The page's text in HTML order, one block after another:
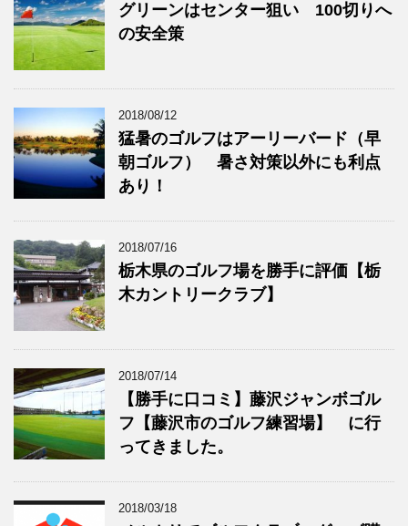
グリーンはセンター狙い 100切りへ
の安全策
2018/08/12
猛暑のゴルフはアーリーバード（早
朝ゴルフ） 暑さ対策以外にも利点
あり！
2018/07/16
栃木県のゴルフ場を勝手に評価【栃
木カントリークラブ】
2018/07/14
【勝手に口コミ】藤沢ジャンボゴル
フ【藤沢市のゴルフ練習場】 に行
ってきました。
2018/03/18